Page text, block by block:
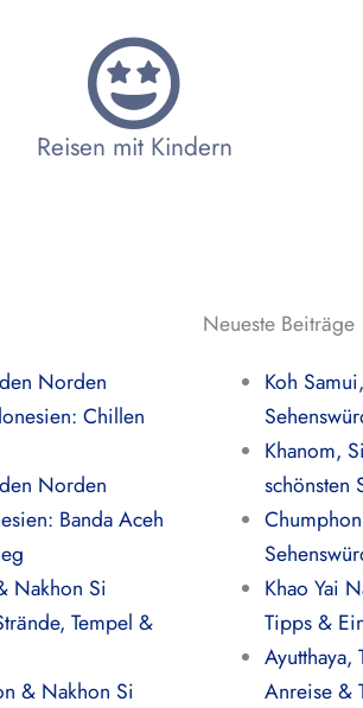
Reisen mit Kindern
Norden
Chillen
Norden
Banda Aceh
Nakhon Si
Tempel &
& Nakhon Si
Neueste Beiträge
Koh
Khanom,
schönsten
Khao Yai
Tipps &
Ayutthaya,
Anreise &